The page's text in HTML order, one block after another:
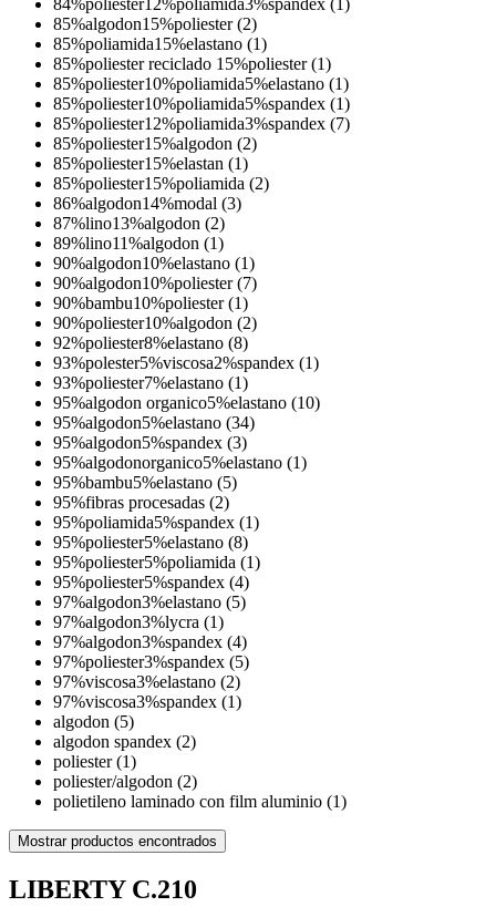
85%algodon15%poliester (2)
85%poliamida15%elastano (1)
85%poliester reciclado 15%poliester (1)
85%poliester10%poliamida5%elastano (1)
85%poliester10%poliamida5%spandex (1)
85%poliester12%poliamida3%spandex (7)
85%poliester15%algodon (2)
85%poliester15%elastan (1)
85%poliester15%poliamida (2)
86%algodon14%modal (3)
87%lino13%algodon (2)
89%lino11%algodon (1)
90%algodon10%elastano (1)
90%algodon10%poliester (7)
90%bambu10%poliester (1)
90%poliester10%algodon (2)
92%poliester8%elastano (8)
93%polester5%viscosa2%spandex (1)
93%poliester7%elastano (1)
95%algodon organico5%elastano (10)
95%algodon5%elastano (34)
95%algodon5%spandex (3)
95%algodonorganico5%elastano (1)
95%bambu5%elastano (5)
95%fibras procesadas (2)
95%poliamida5%spandex (1)
95%poliester5%elastano (8)
95%poliester5%poliamida (1)
95%poliester5%spandex (4)
97%algodon3%elastano (5)
97%algodon3%lycra (1)
97%algodon3%spandex (4)
97%poliester3%spandex (5)
97%viscosa3%elastano (2)
97%viscosa3%spandex (1)
algodon (5)
algodon spandex (2)
poliester (1)
poliester/algodon (2)
polietileno laminado con film aluminio (1)
Mostrar productos encontrados
LIBERTY C.210